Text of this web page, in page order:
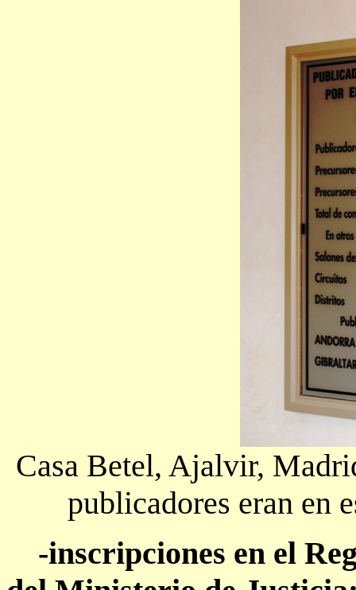
Casa Betel, Ajalvir,
publicadores eran en
-inscripciones en el